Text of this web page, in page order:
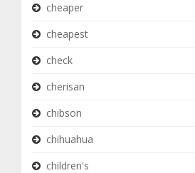
cheaper
cheapest
check
cherisan
chibson
chihuahua
children's